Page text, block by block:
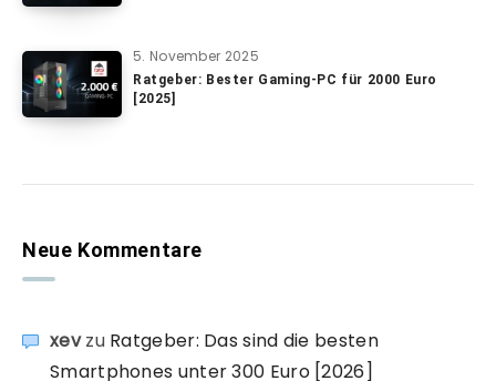
5. November 2025
Ratgeber: Bester Gaming-PC für 2000 Euro
[2025]
Neue Kommentare
xevzu Ratgeber: Das sind die besten
Smartphones unter 300 Euro [2026]